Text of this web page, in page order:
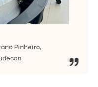
Pinheiro,